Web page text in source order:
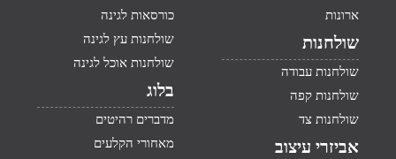
ארונות
שולחנות
שולחנות עבודה
שולחנות קפה
שולחנות צד
אביזרי עיצוב
כורסאות לגינה
שולחנות עץ לגינה
שולחנות אוכל לגינה
בלוג
מדברים רהיטים
מאחורי הקלעים